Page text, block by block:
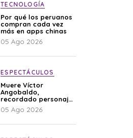
TECNOLOGÍA
Por qué los peruanos
compran cada vez
más en apps chinas
05 Ago 2026
ESPECTÁCULOS
Muere Víctor
Angobaldo,
recordado personaje
de la farándula y
expareja de Shirley
05 Ago 2026